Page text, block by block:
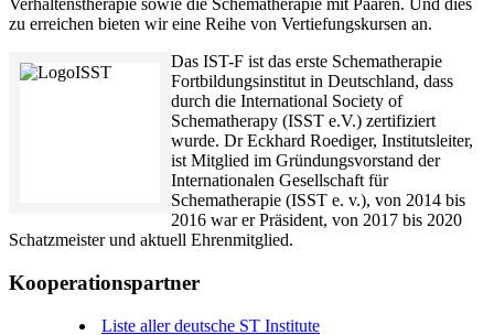
Verhaltenstherapie sowie die Schematherapie mit Paaren. Und dies
zu erreichen bieten wir eine Reihe von Vertiefungskursen an.
Das IST-F ist das erste Schematherapie
Fortbildungsinstitut in Deutschland, dass
durch die International Society of
Schematherapy (ISST e.V.) zertifiziert
wurde. Dr Eckhard Roediger, Institutsleiter,
ist Mitglied im Gründungsvorstand der
Internationalen Gesellschaft für
Schematherapie (ISST e. v.), von 2014 bis
2016 war er Präsident, von 2017 bis 2020
Schatzmeister und aktuell Ehrenmitglied.
Kooperationspartner
Liste aller deutsche ST Institute